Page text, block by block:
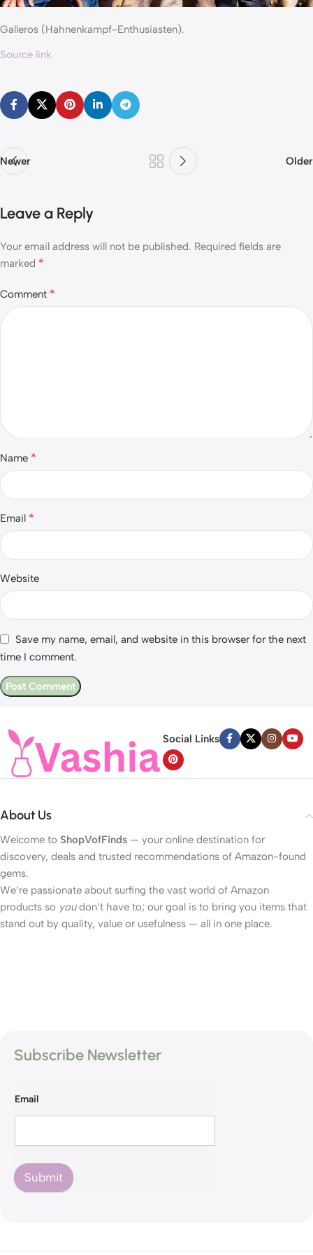
Galleros (Hahnenkampf-Enthusiasten).
Source link
Newer Older
Leave a Reply
Your email address will not be published. Required fields are
marked *
Comment *
Name *
Email *
Website
Save my name, email, and website in this browser for the next
time I comment.
Social Links
About Us
Welcome to ShopVofFinds — your online destination for
discovery, deals and trusted recommendations of Amazon-found
gems.
We’re passionate about surfing the vast world of Amazon
products so youdon’t have to; our goal is to bring you items that
stand out by quality, value or usefulness — all in one place.
Subscribe Newsletter
Email
Submit